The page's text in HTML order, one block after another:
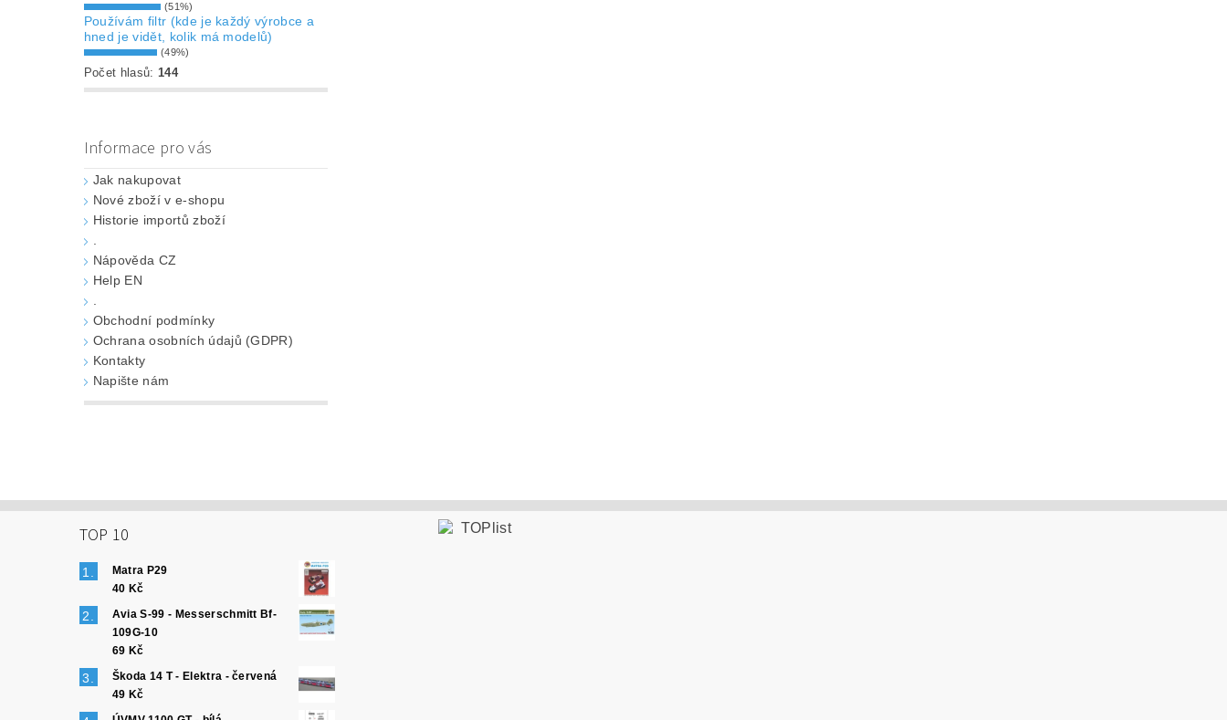
(51%)
Používám filtr (kde je každý výrobce a
hned je vidět, kolik má modelů)
(49%)
Počet hlasů: 144
Informace pro vás
Jak nakupovat
Nové zboží v e-shopu
Historie importů zboží
Nápověda CZ
Help EN
Obchodní podmínky
Ochrana osobních údajů (GDPR)
Kontakty
Napište nám
TOP 10
Matra P29
40 Kč
Avia S-99 - Messerschmitt Bf-
109G-10
69 Kč
Škoda 14 T - Elektra - červená
49 Kč